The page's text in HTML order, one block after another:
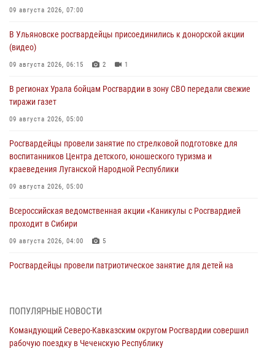
09 августа 2026, 07:00
В Ульяновске росгвардейцы присоединились к донорской акции
(видео)
09 августа 2026, 06:15 2 1
В регионах Урала бойцам Росгвардии в зону СВО передали свежие
тиражи газет
09 августа 2026, 05:00
Росгвардейцы провели занятие по стрелковой подготовке для
воспитанников Центра детского, юношеского туризма и
краеведения Луганской Народной Республики
09 августа 2026, 05:00
Всероссийская ведомственная акции «Каникулы с Росгвардией
проходит в Сибири
09 августа 2026, 04:00 5
Росгвардейцы провели патриотическое занятие для детей на
юных воспитанников спортивной школы
ПОПУЛЯРНЫЕ НОВОСТИ
Командующий Северо-Кавказским округом Росгвардии совершил
рабочую поездку в Чеченскую Республику